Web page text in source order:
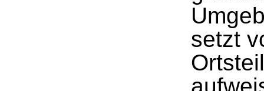
setzt